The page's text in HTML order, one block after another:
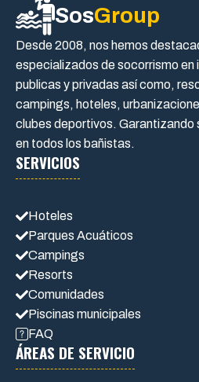
SosGroup
Desde 2008, nos hemos
especializados de socorrismo
publicas y privadas así como,
campings, hoteles,
clubes deportivos. Garantizando
en todos los bañistas.
SERVICIOS
Hoteles
Parques Acuáticos
Campings
Resorts
Comunidades
Piscinas municipales
FAQ
ÁREAS DE SERVICIO